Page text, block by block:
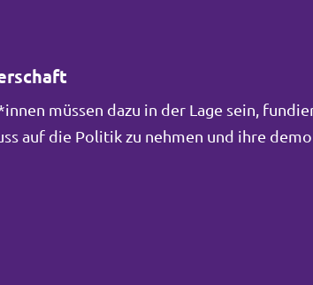
müssen dazu in der Lage sein,
auf die Politik zu nehmen und ihre